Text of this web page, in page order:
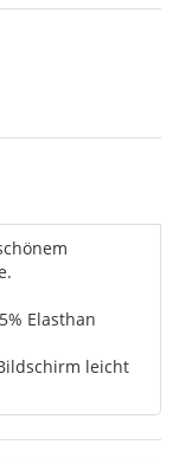
Elasthan
leicht